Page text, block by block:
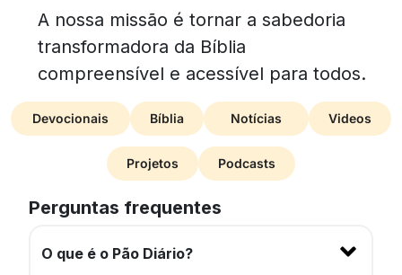
A nossa missão é tornar a sabedoria
transformadora da Bíblia
compreensível e acessível para todos.
Devocionais Bíblia Notícias Videos
Projetos Podcasts
Perguntas frequentes
O que é o Pão Diário?